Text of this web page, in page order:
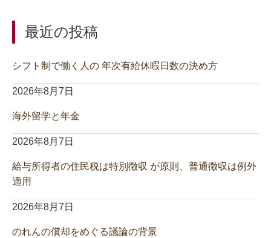
最近の投稿
シフト制で働く人の 年次有給休暇日数の決め方
2026年8月7日
海外留学と年金
2026年8月7日
給与所得者の住民税は特別徴収 が原則、普通徴収は例外
適用
2026年8月7日
のれんの償却をめぐる議論の背景